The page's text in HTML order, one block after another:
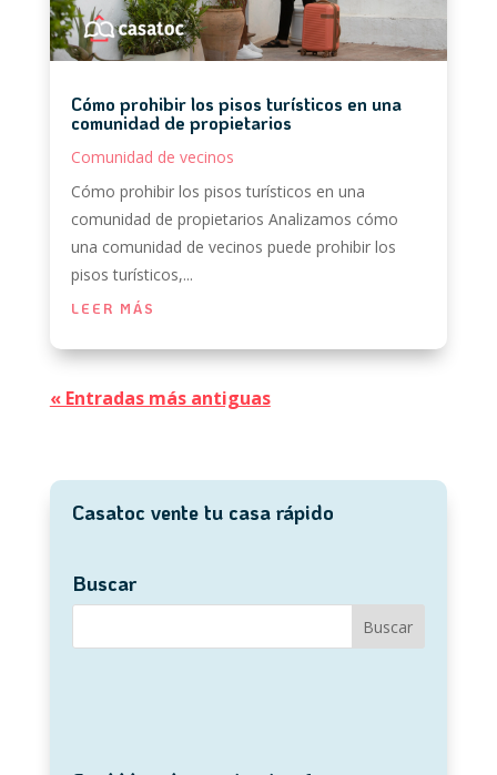
Cómo prohibir los pisos turísticos en una
comunidad de propietarios
Comunidad de vecinos
Cómo prohibir los pisos turísticos en una
comunidad de propietarios Analizamos cómo
una comunidad de vecinos puede prohibir los
pisos turísticos,...
LEER MÁS
« Entradas más antiguas
Casatoc vente tu casa rápido
Buscar